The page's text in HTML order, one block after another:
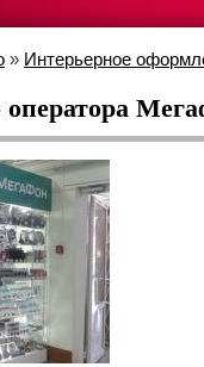
» Интерьерное
оператора